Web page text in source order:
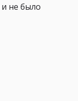
не было